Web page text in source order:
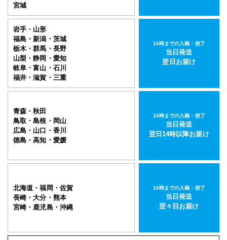
宮城
岩手・山形
福島・新潟・茨城
栃木・群馬・長野
山梨・静岡・愛知
岐阜・富山・石川
福井・滋賀・三重
16時までの入稿・校了
当日発送
翌日お届け
青森・秋田
鳥取・島根・岡山
広島・山口・香川
徳島・高知・愛媛
16時までの入稿・校了
当日発送
翌日14時以降お届け
北海道・福岡・佐賀
長崎・大分・熊本
宮崎・鹿児島・沖縄
16時までの入稿・校了
当日発送
翌々日お届け